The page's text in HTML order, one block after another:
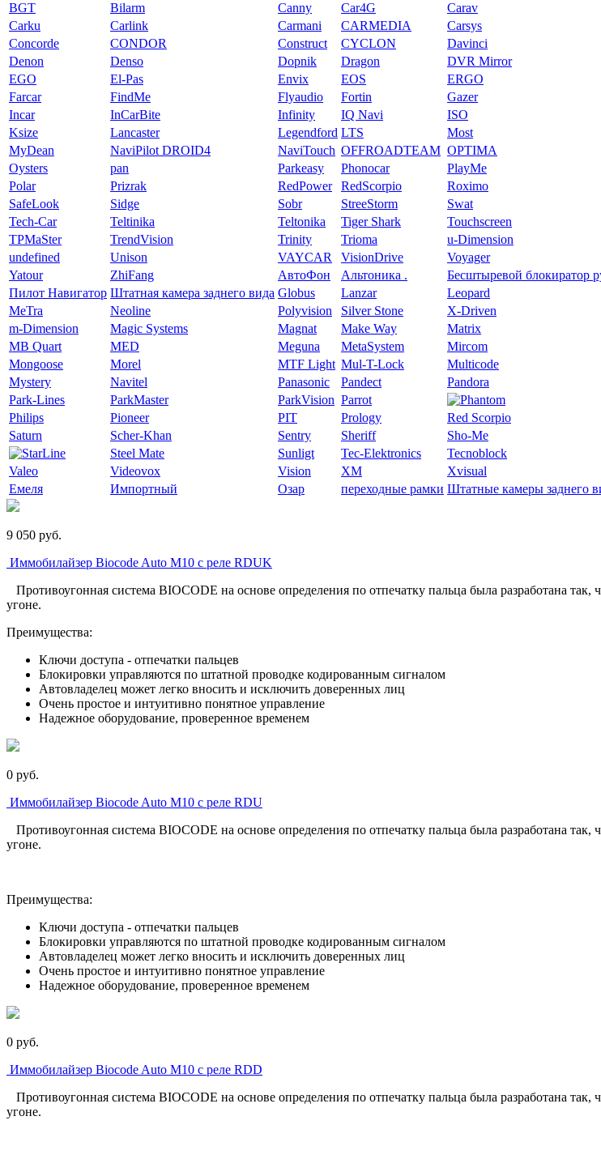
BGT
Bilarm Canny Car4G Carav
Carku
Carlink Carmani CARMEDIA Carsys
Concorde
CONDOR Construct CYCLON Davinci
Denon
Denso Dopnik Dragon DVR Mirror
EGO
El-Pas Envix EOS ERGO
Farcar
FindMe Flyaudio Fortin Gazer
Incar
InCarBite Infinity IQ Navi ISO
Ksize
Lancaster Legendford LTS Most
MyDean
NaviPilot DROID4 NaviTouch OFFROADTEAM OPTIMA
Oysters
pan Parkeasy Phonocar PlayMe
Polar
Prizrak RedPower RedScorpio Roximo
SafeLook
Sidge Sobr StreeStorm Swat
Tech-Car
Teltinika Teltonika Tiger Shark Touchscreen
TPMaSter
TrendVision Trinity Trioma u-Dimension
undefined
Unison VAYCAR VisionDrive Voyager
Yatour
ZhiFang АвтоФон Альтоника . Беcштыревой блокиратор
Пилот Навигатор Штатная камера заднего вида Globus Lanzar Leopard
MeTra
Neoline Polyvision Silver Stone X-Driven
m-Dimension
Magic Systems Magnat Make Way Matrix
MB Quart
MED Meguna MetaSystem Mircom
Mongoose
Morel MTF Light Mul-T-Lock Multicode
Mystery
Navitel Panasonic Pandect Pandora
Park-Lines
ParkMaster ParkVision Parrot
Philips
Pioneer PIT Prology Red Scorpio
Saturn
Scher-Khan Sentry Sheriff Sho-Me
Steel Mate
Sunligt Tec-Elektronics
Tecnoblock
Valeo
Videovox Vision XM Xvisual
Емеля
Импортный Озар переходные рамки Штатные камеры заднего
9 050 pуб.
Иммобилайзер Biocode Auto M10 с реле RDUK
Противоугонная система BIOCODE на основе определения по отпечатку пальца была разработана
угоне.
Преимущества:
Ключи доступа - отпечатки пальцев
Блокировки управляются по штатной проводке кодированным сигналом
Автовладелец может легко вносить и исключить доверенных лиц
Очень простое и интуитивно понятное управление
Надежное оборудование, проверенное временем
0 pуб.
Иммобилайзер Biocode Auto M10 с реле RDU
Противоугонная система BIOCODE на основе определения по отпечатку пальца была разработана
угоне.
Преимущества:
Ключи доступа - отпечатки пальцев
Блокировки управляются по штатной проводке кодированным сигналом
Автовладелец может легко вносить и исключить доверенных лиц
Очень простое и интуитивно понятное управление
Надежное оборудование, проверенное временем
0 pуб.
Иммобилайзер Biocode Auto M10 с реле RDD
Противоугонная система BIOCODE на основе определения по отпечатку пальца была разработана
угоне.